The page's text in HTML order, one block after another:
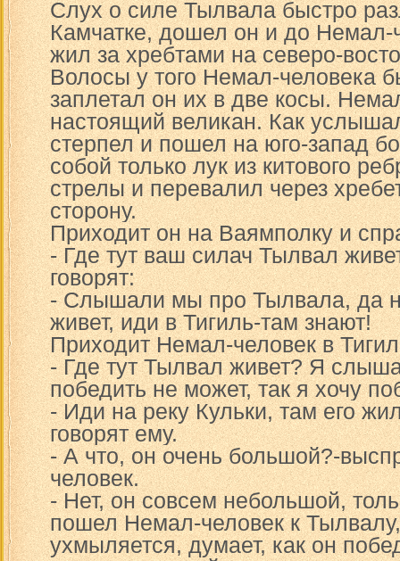
Слух о силе Тылвала быстро
Камчатке, дошел он и до Немал-
жил за хребтами на северо-
Волосы у того Немал-человека
заплетал он их в две косы.
настоящий великан. Как
стерпел и пошел на юго-запад
собой только лук из китового
стрелы и перевалил через
сторону.
Приходит он на Ваямполку и
- Где тут ваш силач Тылвал
говорят:
- Слышали мы про Тылвала, да
живет, иди в Тигиль-там знают!
Приходит Немал-человек в
- Где тут Тылвал живет? Я
победить не может, так я хочу
- Иди на реку Кульки, там его
говорят ему.
- А что, он очень большой?-
человек.
- Нет, он совсем небольшой,
пошел Немал-человек к
ухмыляется, думает, как он